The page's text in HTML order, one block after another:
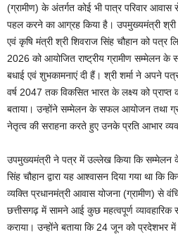
(ग्रामीण) के अंतर्गत कोई भी पात्र परिवार
पहल करने का आग्रह किया है। उपमुख्यमंत्री श्री
एवं कृषि मंत्री श्री शिवराज सिंह चौहान को
2026 को आयोजित राष्ट्रीय ग्रामीण सम्मेलन के
बधाई एवं शुभकामनाएं दी हैं। श्री शर्मा ने अपने
वर्ष 2047 तक विकसित भारत के लक्ष्य को
बताया। उन्होंने सम्मेलन के सफल आयोजन तथा
नेतृत्व की सराहना करते हुए उनके प्रति आभार
उपमुख्यमंत्री ने पत्र में उल्लेख किया कि सम्मेलन के
सिंह चौहान द्वारा यह आश्वासन दिया गया था कि
व्यक्ति प्रधानमंत्री आवास योजना (ग्रामीण) से
छत्तीसगढ़ में सामने आई कुछ महत्वपूर्ण
कराया। उन्होंने बताया कि 24 जून को प्रदेशभर